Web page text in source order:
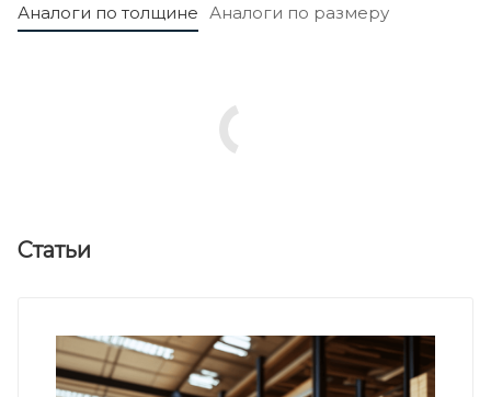
Аналоги по толщине Аналоги по размеру
Статьи